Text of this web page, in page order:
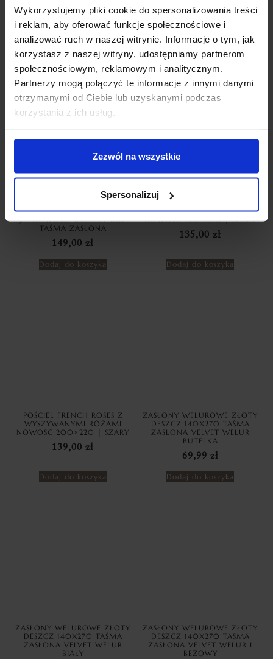
Wykorzystujemy pliki cookie do spersonalizowania treści
i reklam, aby oferować funkcje społecznościowe i
analizować ruch w naszej witrynie. Informacje o tym, jak
korzystasz z naszej witryny, udostępniamy partnerom
społecznościowym, reklamowym i analitycznym.
Partnerzy mogą połączyć te informacje z innymi danymi
otrzymanymi od Ciebie lub uzyskanymi podczas
korzystania z ich usług.
Zezwól na wszystkie
Spersonalizuj
SILVER ZASŁONY
DEKORACYJNE
69,99zł
Dodaj do koszyka
CYRKONIE 140×270 BABY
PINK
69,99zł
Dodaj do koszyka
ZASŁONY WELUROWE
FOREVER ROSE 140X250 RÓŻE
3D NOWOŚĆ! BRUDNY RÓŻ
TAŚMA ZASŁONA
149,00 zł
Dodaj do koszyka
POŚCIEL FRENCH ROSES Z
WYSZYWANYMI RÓŻAMI
NOWOŚĆ 160×200 | SZARY
135,00 zł
Dodaj do koszyka
POŚCIEL FRENCH ROSES Z
WYSZYWANYMI RÓŻAMI
NOWOŚĆ 200×220 | SZARY
139,00 zł
Dodaj do koszyka
ZASŁONY WELUROWE ZŁOTY
DESZCZ 140X270 TAŚMA
ZASŁONA VELVET WELUR
BUTELKA
69,99 zł
Dodaj do koszyka
ZASŁONY WELUROWE ZŁOTY
DESZCZ 140X270 TAŚMA
ZASŁONA VELVET WELUR
BIAŁY
ZASŁONY WELUROWE ZŁOTY
DESZCZ 140X270 TAŚMA
ZASŁONA VELVET WELUR I
BEŻOWY